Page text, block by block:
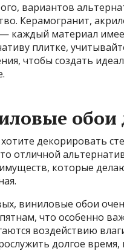
вариантов
Керамогранит,
каждый материал
плитке,
чтобы создать
декорировать
отличной
которые
виниловые обои
что особенно
воздействию
долгое